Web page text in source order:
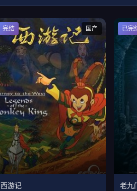
国产
完结
西游记
已完
老九